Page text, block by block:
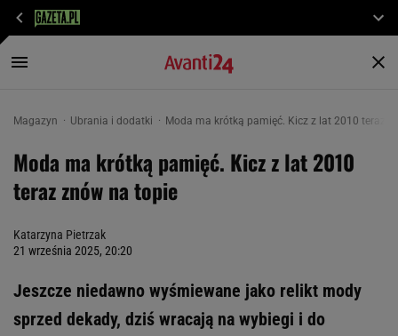
Magazyn Ubrania i dodatki Moda ma krótką pamięć. Kicz z lat 2010 teraz
Moda ma krótką pamięć. Kicz z lat 2010
teraz znów na topie
Katarzyna Pietrzak
21 września 2025, 20:20
Jeszcze niedawno wyśmiewane jako relikt mody
sprzed dekady, dziś wracają na wybiegi i do